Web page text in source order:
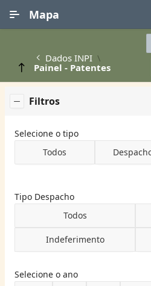
Mapa
Dados INPI
Painel - Patentes
Filtros
Selecione o tipo
Todos
Tipo Despacho
Todos
Indeferimento
Selecione o ano